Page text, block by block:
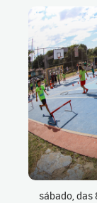
sábado, das